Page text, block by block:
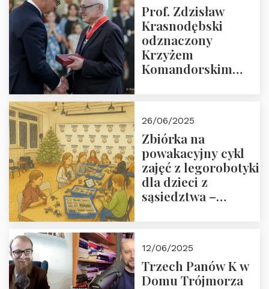
Prof. Zdzisław
Krasnodębski
odznaczony
Krzyżem
Komandorskim
26/06/2025
Zbiórka na
powakacyjny cykl
zajęć z legorobotyki
dla dzieci z
sąsiedztwa –
Fundacji
12/06/2025
Trzech Panów K w
Domu Trójmorza